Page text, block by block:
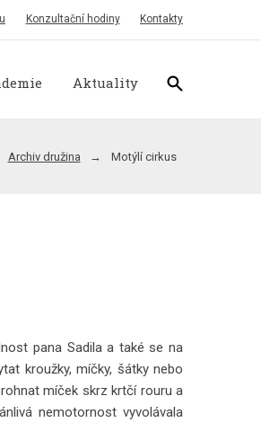
Konzultační hodiny Kontakty
Aktuality
Archiv družina Motýlí cirkus
pana Sadila a také se na
kroužky, míčky, šátky nebo
míček skrz krtčí rouru a
nemotornost vyvolávala